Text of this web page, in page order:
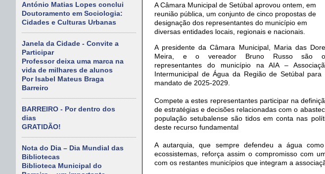
António Matias Lopes conclui
Doutoramento em Sociologia:
Cidades e Culturas Urbanas
Janela da Cidade - Convite a
Participar
Professor deixa uma marca na
vida de milhares de alunos
Por Isabel Mateus Braga
Barreiro
BARREIRO - Por dentro dos
dias
GRATIDÃO!
Nota do Dia – Dia Mundial das
Bibliotecas
Biblioteca Municipal do
A Câmara Municipal de Setúbal aprovou ontem, em
reunião pública, um conjunto de cinco propostas de
designação dos representantes do município em
diversas entidades locais, regionais e nacionais.
A presidente da Câmara Municipal, Maria das
Meira, e o vereador Bruno Russo são
representantes do município na AIA –
Intermunicipal de Água da Região de Setúbal para
mandato de 2025-2029.
Compete a estes representantes participar na
de estratégias e decisões relacionadas com o
população setubalense são tidos em conta nas
deste recurso fundamental
A autarquia, que sempre defendeu a água
ecossistemas, reforça assim o compromisso com
com os restantes municípios que integram a